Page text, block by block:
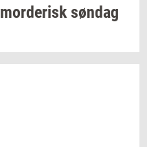
mor­de­risk søn­dag